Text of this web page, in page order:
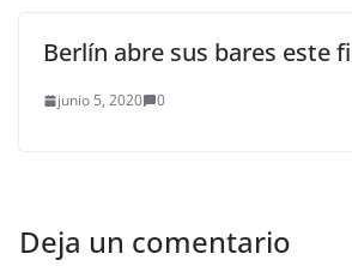
Berlín abre sus bares este
junio 5, 2020 0
Deja un comentario